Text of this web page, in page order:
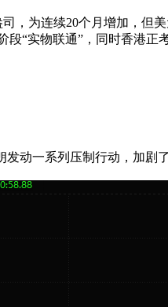
，为连续20个月增加，但
“实物联通”，同时香港
动一系列压制行动，加剧